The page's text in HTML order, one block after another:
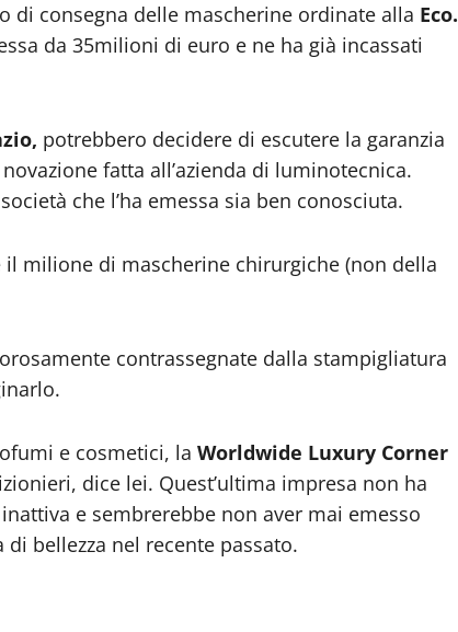
di consegna delle mascherine ordinate alla Eco.
da 35milioni di euro e ne ha già incassati
potrebbero decidere di escutere la garanzia
fatta all’azienda di luminotecnica.
che l’ha emessa sia ben conosciuta.
il milione di mascherine chirurgiche (non della
contrassegnate dalla stampigliatura
e cosmetici, la Worldwide Luxury Corner
dice lei. Quest’ultima impresa non ha
e sembrerebbe non aver mai emesso
bellezza nel recente passato.